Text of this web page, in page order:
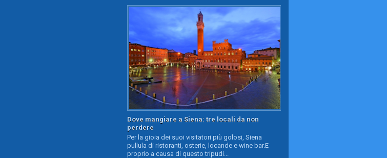
Dove mangiare a Siena: tre locali da non
perdere
Per la gioia dei suoi visitatori più golosi, Siena
pullula di ristoranti, osterie, locande e wine bar.E
proprio a causa di questo tripudi...